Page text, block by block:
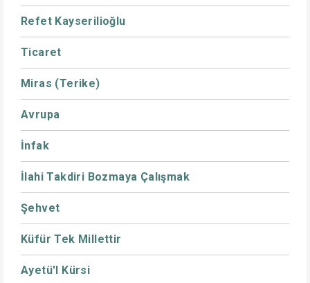
Refet Kayserilioğlu
Ticaret
Miras (Terike)
Avrupa
İnfak
İlahi Takdiri Bozmaya Çalışmak
Şehvet
Küfür Tek Millettir
Ayetü'l Kürsi